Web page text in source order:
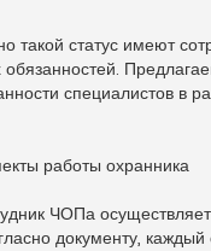
такой статус имеют
специалистов в
работы охранника
ЧОПа
документу,